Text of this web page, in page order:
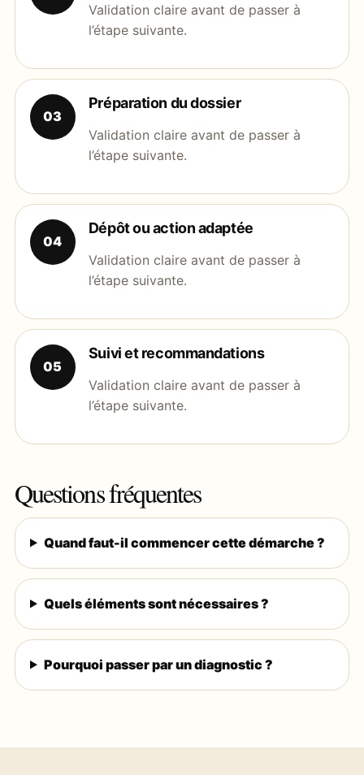
Validation claire avant de passer à
l’étape suivante.
03
Préparation du dossier
Validation claire avant de passer à
l’étape suivante.
04
Dépôt ou action adaptée
Validation claire avant de passer à
l’étape suivante.
05
Suivi et recommandations
Validation claire avant de passer à
l’étape suivante.
Questions fréquentes
Quand faut-il commencer cette démarche ?
Quels éléments sont nécessaires ?
Pourquoi passer par un diagnostic ?